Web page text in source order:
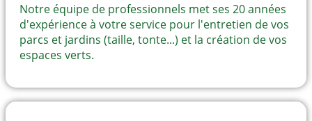
Notre équipe de professionnels met ses 20 années
d'expérience à votre service pour l'entretien de vos
parcs et jardins (taille, tonte...) et la création de vos
espaces verts.